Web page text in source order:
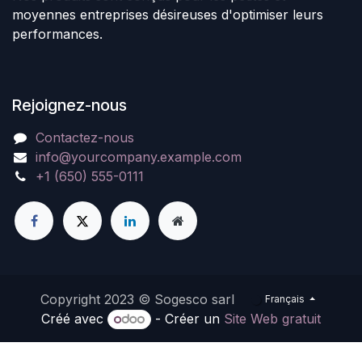
moyennes entreprises désireuses d'optimiser leurs
performances.
Rejoignez-nous
Contactez-nous
info@yourcompany.example.com
+1 (650) 555-0111
Copyright 2023 © Sogesco sarl Français
Créé avec - Créer un Site Web gratuit